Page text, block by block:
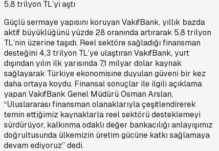
5,8 trilyon TL’yi aştı
Güçlü sermaye yapısını koruyan VakıfBank, yıllık bazda
aktif büyüklüğünü yüzde 28 oranında artırarak 5,8 trilyon
TL’nin üzerine taşıdı. Reel sektöre sağladığı finansman
desteğini 4,3 trilyon TL’ye ulaştıran VakıfBank, yurt
dışından yılın ilk yarısında 7,1 milyar dolar kaynak
sağlayarak Türkiye ekonomisine duyulan güveni bir kez
daha ortaya koydu. Finansal sonuçlar ile ilgili açıklama
yapan VakıfBank Genel Müdürü Osman Arslan,
“Uluslararası finansman olanaklarıyla çeşitlendirerek
temin ettiğimiz kaynaklarla reel sektörü desteklemeyi
sürdürüyor, kalkınma odaklı değer bankacılığı anlayışımız
doğrultusunda ülkemizin üretim gücüne katkı sağlamaya
devam ediyoruz” dedi.